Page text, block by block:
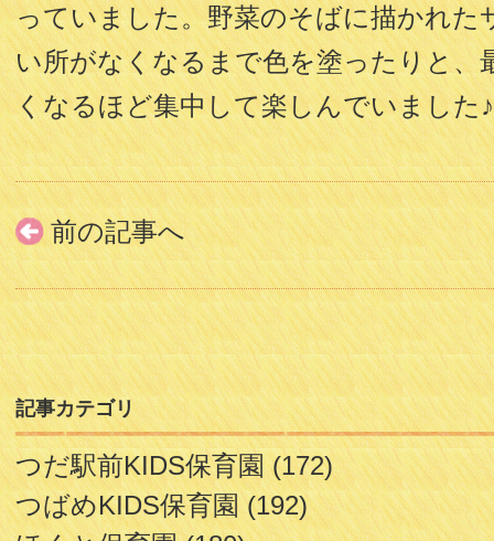
っていました。野菜のそばに描かれた
い所がなくなるまで色を塗ったりと、
くなるほど集中して楽しんでいました♪
前の記事へ
記事カテゴリ
つだ駅前KIDS保育園(172)
つばめKIDS保育園(192)